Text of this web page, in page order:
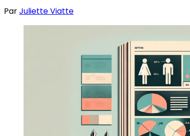
ParJuliette Viatte